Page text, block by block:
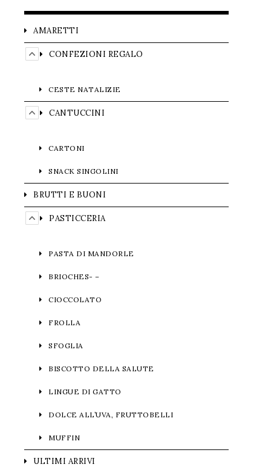
AMARETTI
CONFEZIONI REGALO
CESTE NATALIZIE
CANTUCCINI
CARTONI
SNACK SINGOLINI
BRUTTI E BUONI
PASTICCERIA
PASTA DI MANDORLE
BRIOCHES- –
CIOCCOLATO
FROLLA
SFOGLIA
BISCOTTO DELLA SALUTE
LINGUE DI GATTO
DOLCE ALL’UVA, FRUTTOBELLI
MUFFIN
ULTIMI ARRIVI